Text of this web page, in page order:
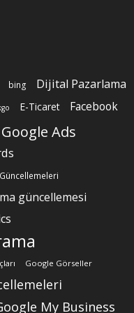
bing Dijital Pazarlama
E-Ticaret Facebook
Google Ads
güncellemesi
Google Görseller
My Business